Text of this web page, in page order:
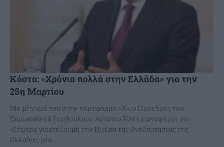
Κόστα: «Χρόνια πολλά στην Ελλάδα» για την
25η Μαρτίου
Με μήνυμά του στην πλατφόρμα «Χ», ο Πρόεδρος του
Ευρωπαϊκού Συμβουλίου, Αντόνιο Κόστα, αναφέρει ότι
«Σήμερα γιορτάζουμε την Ημέρα της Ανεξαρτησίας της
Ελλάδας, μια...